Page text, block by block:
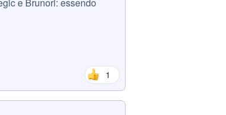
e Brunori: essendo
1